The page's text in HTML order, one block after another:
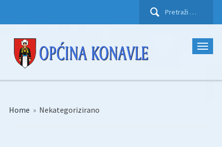
Pretraži:
Home » Nekategorizirano